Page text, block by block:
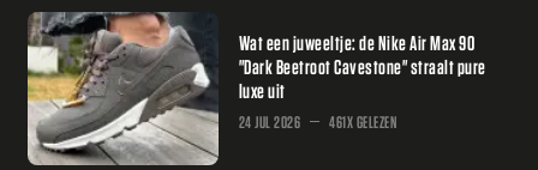
Wat een juweeltje: de Nike Air Max 90
"Dark Beetroot Cavestone" straalt pure
luxe uit
24 JUL 2026 461X GELEZEN